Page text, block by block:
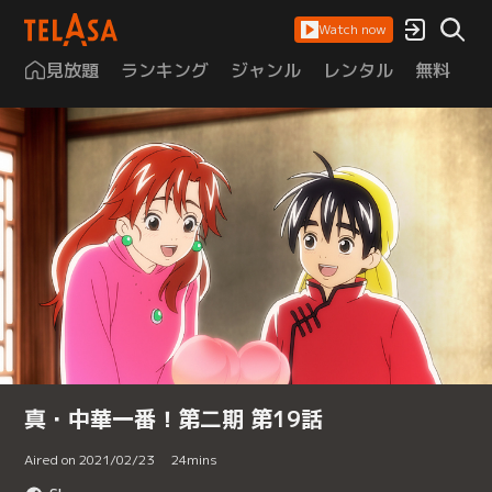
Watch now
見放題 ランキング ジャンル レンタル 無料
真・中華一番！第二期 第19話
Aired on 2021/02/23 24mins